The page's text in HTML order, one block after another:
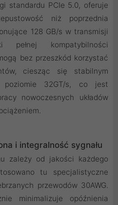
standardu PCIe 5.0, oferuje
niż poprzednia
128 GB/s w transmisji
pełnej kompatybilności
bez przeszkód korzystać
ciesząc się stabilnym
32GT/s, co jest
nowoczesnych układów
i integralność sygnału
zależy od jakości każdego
tu specjalistyczne
przewodów 30AWG.
minimalizuje opóźnienia